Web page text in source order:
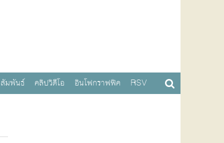
มพันธ์ คลิปวิดีโอ อินโฟกราฟฟิค RSV